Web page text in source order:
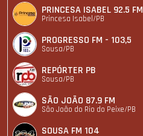
PRINCESA ISABEL 92.5 FM
Princesa Isabel/PB
PROGRESSO FM - 103,5
Sousa/PB
REPÓRTER PB
Sousa/PB
SÃO JOÃO 87.9 FM
São João do Rio do Peixe/PB
SOUSA FM 104